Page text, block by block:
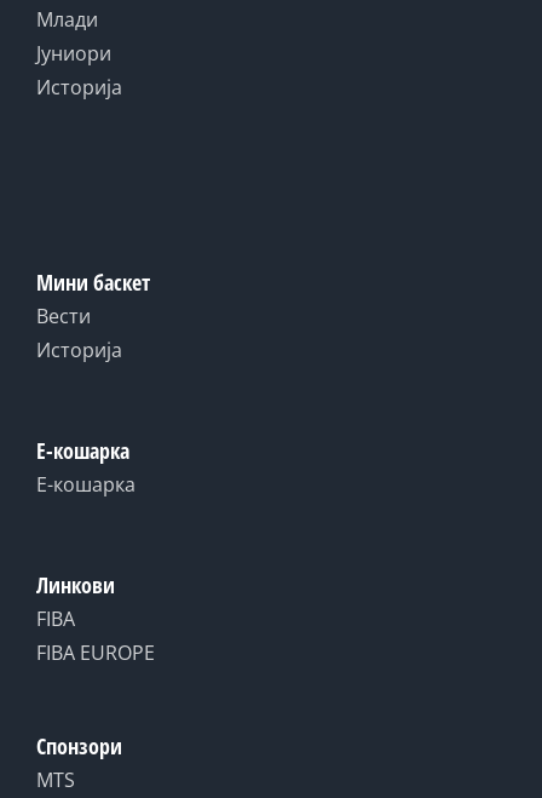
Млади
Јуниори
Историја
Мини баскет
Вести
Историја
Е-кошарка
Е-кошарка
Линкови
FIBA
FIBA EUROPE
Спонзори
MTS